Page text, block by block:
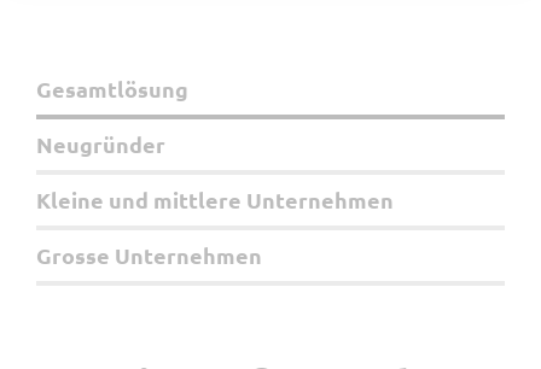
Gesamtlösung
Neugründer
Kleine und mittlere Unternehmen
Grosse Unternehmen